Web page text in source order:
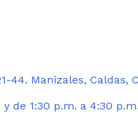
44. Manizales, Caldas,
de 1:30 p.m. a 4:30